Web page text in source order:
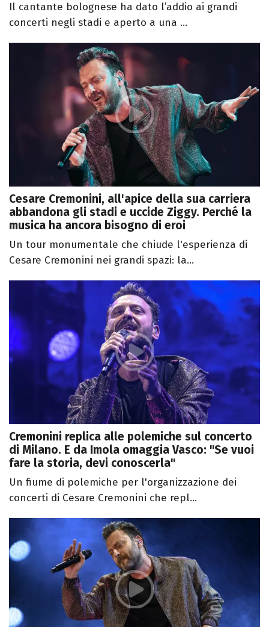
Il cantante bolognese ha dato l’addio ai grandi
concerti negli stadi e aperto a una ...
Cesare Cremonini, all'apice della sua carriera
abbandona gli stadi e uccide Ziggy. Perché la
musica ha ancora bisogno di eroi
Un tour monumentale che chiude l'esperienza di
Cesare Cremonini nei grandi spazi: la...
Cremonini replica alle polemiche sul concerto
di Milano. E da Imola omaggia Vasco: "Se vuoi
fare la storia, devi conoscerla"
Un fiume di polemiche per l'organizzazione dei
concerti di Cesare Cremonini che repl...